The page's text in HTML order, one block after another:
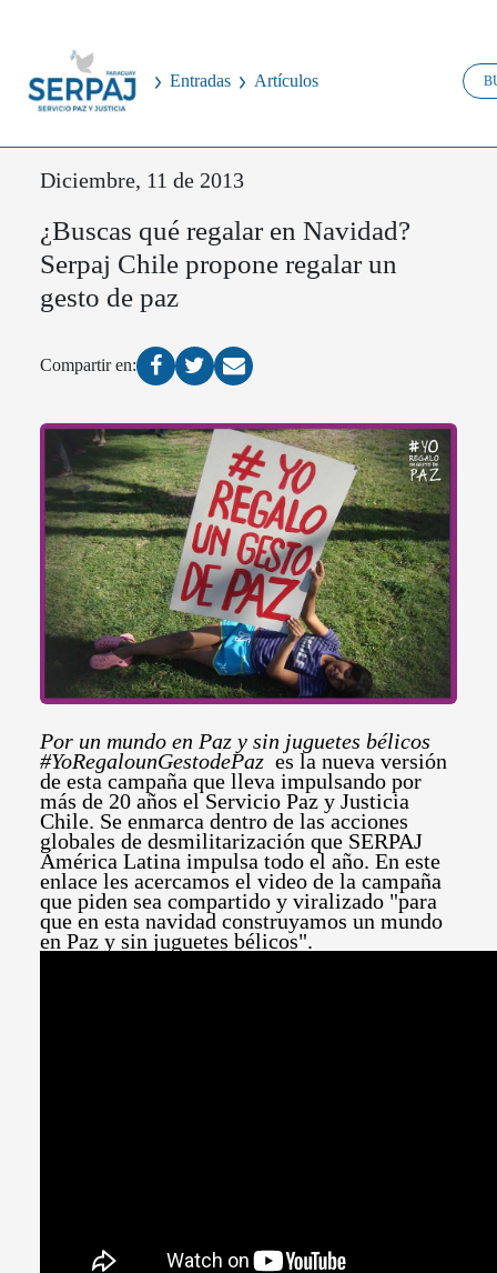
Entradas Artículos
Diciembre, 11 de 2013
¿Buscas qué regalar en Navidad?
Serpaj Chile propone regalar un
gesto de paz
Compartir en:
Por un mundo en Paz y sin juguetes bélicos
#YoRegalounGestodePaz es la nueva versión
de esta campaña que lleva impulsando por
más de 20 años el Servicio Paz y Justicia
Chile. Se enmarca dentro de las acciones
globales de desmilitarización que SERPAJ
América Latina impulsa todo el año. En este
enlace les acercamos el video de la campaña
que piden sea compartido y viralizado "para
que en esta navidad construyamos un mundo
en Paz y sin juguetes bélicos".